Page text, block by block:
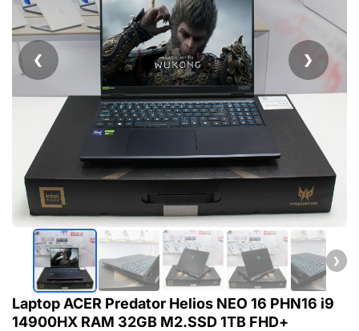
❮ ❯
❯
Laptop ACER Predator Helios NEO 16 PHN16 i9
14900HX RAM 32GB M2.SSD 1TB FHD+